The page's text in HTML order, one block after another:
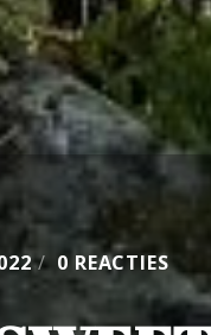
/ 0 REACTIES